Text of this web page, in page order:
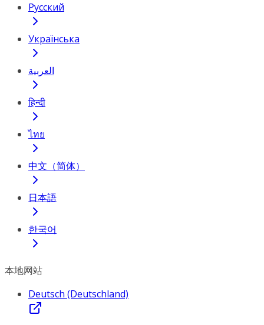
Русский
Українська
العربية
हिन्दी
ไทย
中文（简体）
日本語
한국어
本地网站
Deutsch (Deutschland)